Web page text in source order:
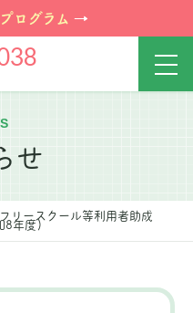
ログラム →
せ
リースクール等利用者助成
8年度)